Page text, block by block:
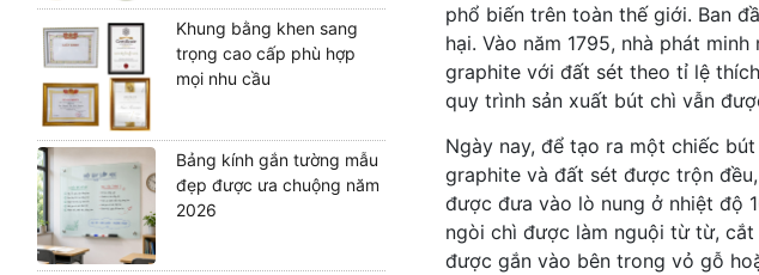
Khung bằng khen sang
trọng cao cấp phù hợp
mọi nhu cầu
Bảng kính gắn tường mẫu
đẹp được ưa chuộng năm
2026
phổ biến trên toàn thế giới. Ban
hại. Vào năm 1795, nhà phát
graphite với đất sét theo tỉ lệ
quy trình sản xuất bút chì vẫn
Ngày nay, để tạo ra một chiếc
graphite và đất sét được trộn
được đưa vào lò nung ở nhiệt độ
ngòi chì được làm nguội từ từ,
được gắn vào bên trong vỏ gỗ